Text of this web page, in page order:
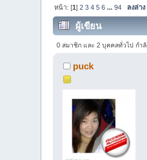
หน้า: [1]2 3 4 5 6 ...94 ลงล่าง
ผู้เขียน
0 สมาชิก และ 2 บุคคลทั่วไป กำ
puck